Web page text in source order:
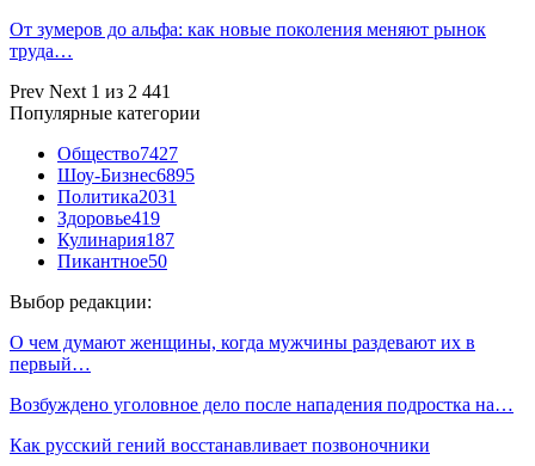
От зумеров до альфа: как новые поколения меняют рынок
труда…
Prev Next 1 из 2 441
Популярные категории
Общество7427
Шоу-Бизнес6895
Политика2031
Здоровье419
Кулинария187
Пикантное50
Выбор редакции:
О чем думают женщины, когда мужчины раздевают их в
первый…
Возбуждено уголовное дело после нападения подростка на…
Как русский гений восстанавливает позвоночники